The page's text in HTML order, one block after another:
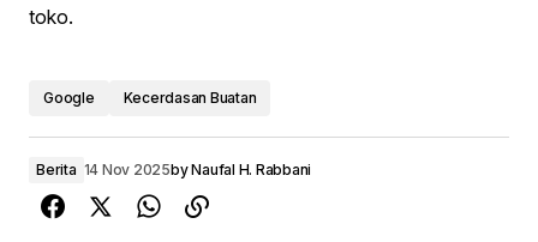
toko.
Google Kecerdasan Buatan
Berita 14 Nov 2025byNaufal H. Rabbani